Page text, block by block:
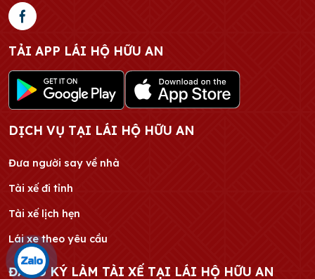
TẢI APP LÁI HỘ HỮU AN
DỊCH VỤ TẠI LÁI HỘ HỮU AN
Đưa người say về nhà
Tài xế đi tỉnh
Tài xế lịch hẹn
Lái xe theo yêu cầu
ĐĂNG KÝ LÀM TÀI XẾ TẠI LÁI HỘ HỮU AN